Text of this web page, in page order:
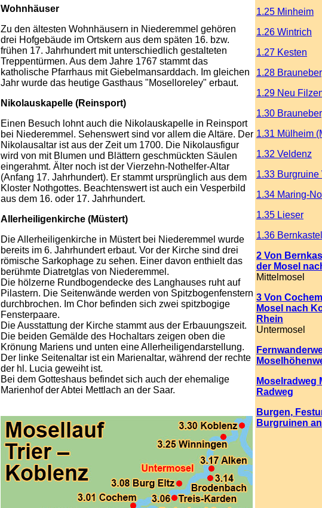
Wohnhäuser
Zu den ältesten Wohnhäusern in Niederemmel gehören
drei Hofgebäude im Ortskern aus dem späten 16. bzw.
frühen 17. Jahrhundert mit unterschiedlich gestalteten
Treppentürmen. Aus dem Jahre 1767 stammt das
katholische Pfarrhaus mit Giebelmansarddach. Im gleichen
Jahr wurde das heutige Gasthaus "Moselloreley" erbaut.
Nikolauskapelle (Reinsport)
Einen Besuch lohnt auch die Nikolauskapelle in Reinsport
bei Niederemmel. Sehenswert sind vor allem die Altäre. Der
Nikolausaltar ist aus der Zeit um 1700. Die Nikolausfigur
wird von mit Blumen und Blättern geschmückten Säulen
eingerahmt. Älter noch ist der Vierzehn-Nothelfer-Altar
(Anfang 17. Jahrhundert). Er stammt ursprünglich aus dem
Kloster Nothgottes. Beachtenswert ist auch ein Vesperbild
aus dem 16. oder 17. Jahrhundert.
Allerheiligenkirche (Müstert)
Die Allerheiligenkirche in Müstert bei Niederemmel wurde
bereits im 6. Jahrhundert erbaut. Vor der Kirche sind drei
römische Sarkophage zu sehen. Einer davon enthielt das
berühmte Diatretglas von Niederemmel.
Die hölzerne Rundbogendecke des Langhauses ruht auf
Pilastern. Die Seitenwände werden von Spitzbogenfenstern
durchbrochen. Im Chor befinden sich zwei spitzbogige
Fensterpaare.
Die Ausstattung der Kirche stammt aus der Erbauungszeit.
Die beiden Gemälde des Hochaltars zeigen oben die
Krönung Mariens und unten eine Allerheiligendarstellung.
Der linke Seitenaltar ist ein Marienaltar, während der rechte
der hl. Lucia geweiht ist.
Bei dem Gotteshaus befindet sich auch der ehemalige
Marienhof der Abtei Mettlach an der Saar.
1.25 Minheim
1.26 Wintrich
1.27 Kesten
1.28
1.29 Neu
1.30
1.31 Mülheim
1.32 Veldenz
1.33 Burgruine
1.34 Maring-
1.35 Lieser
1.36
2 Von
der Mosel
Mittelmosel
3 Von
Mosel nach
Rhein
Untermosel
Moselradweg
Radweg
Burgen,
Burgruinen